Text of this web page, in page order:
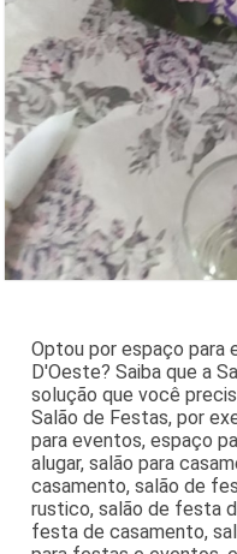
Optou por espaço
D'Oeste? Saiba que a
solução que você
Salão de Festas, por
para eventos, espaço
alugar, salão para
casamento, salão de
rustico, salão de festa
festa de casamento,